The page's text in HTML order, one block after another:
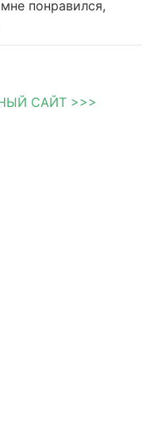
понравился,
САЙТ >>>